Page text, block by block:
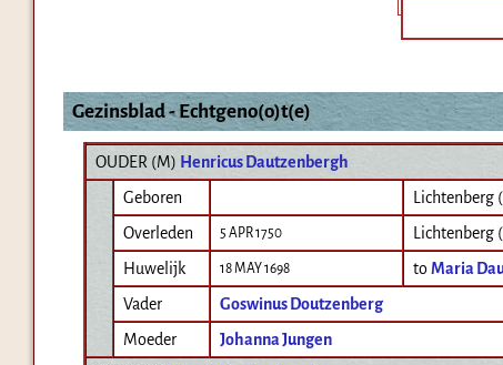
Gezinsblad - Echtgeno(o)t(e)
OUDER (M) Henricus Dautzenbergh
Geboren
Lichtenberg
Overleden
5 APR 1750
Lichtenberg
Huwelijk
18 MAY 1698 toMaria
Vader
Goswinus Doutzenberg
Moeder
Johanna Jungen